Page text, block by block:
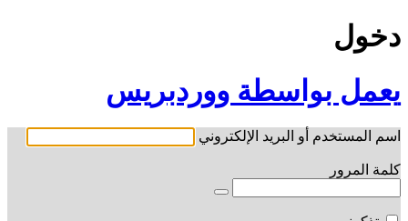
دخول
يعمل بواسطة ووردبريس
اسم المستخدم أو البريد الإلكتروني
كلمة المرور